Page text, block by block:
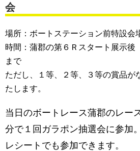
会
場所：ボートステーション前特設会
時間：蒲郡の第６Ｒスタート展示
まで
ただし、１等、２等、３等の賞品が
たします。
当日のボートレース蒲郡のレー
分で１回ガラポン抽選会に参加
レシートでも参加できます。